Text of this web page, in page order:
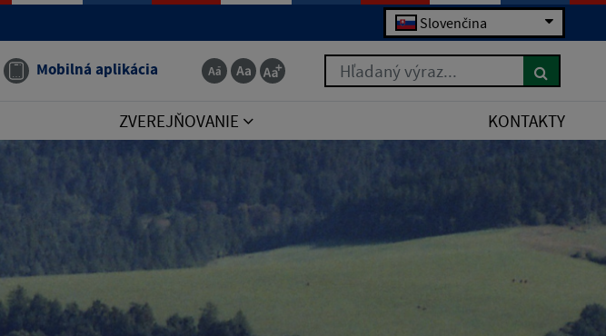
Slovenčina
Mobilná aplikácia Hľadaný výraz...
ZVEREJŇOVANIE KONTAKTY